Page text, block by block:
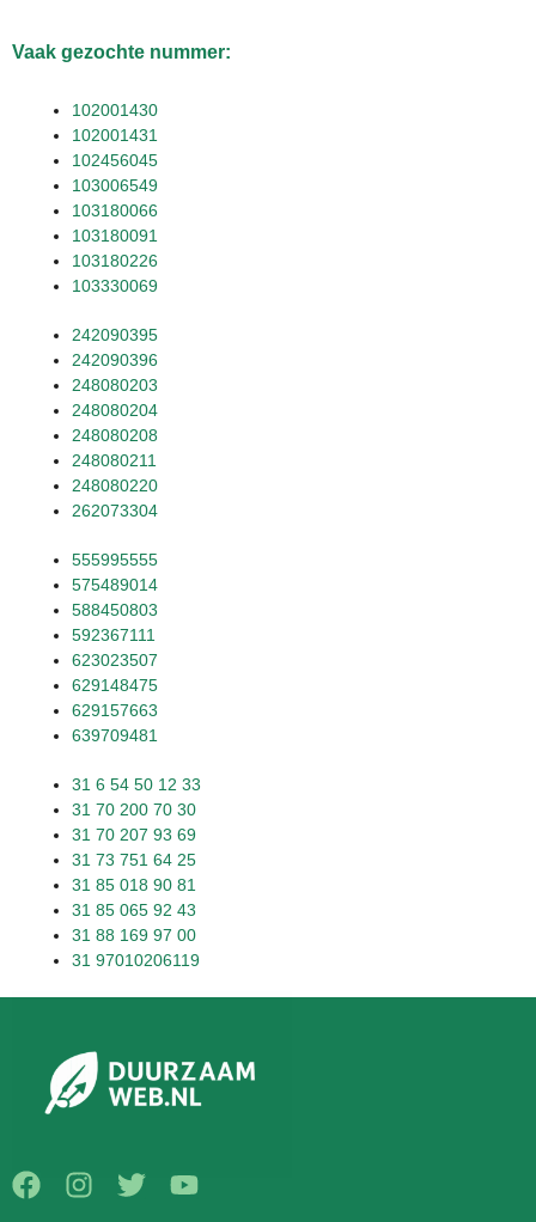
Vaak gezochte nummer:
102001430
102001431
102456045
103006549
103180066
103180091
103180226
103330069
242090395
242090396
248080203
248080204
248080208
248080211
248080220
262073304
555995555
575489014
588450803
592367111
623023507
629148475
629157663
639709481
31 6 54 50 12 33
31 70 200 70 30
31 70 207 93 69
31 73 751 64 25
31 85 018 90 81
31 85 065 92 43
31 88 169 97 00
31 97010206119